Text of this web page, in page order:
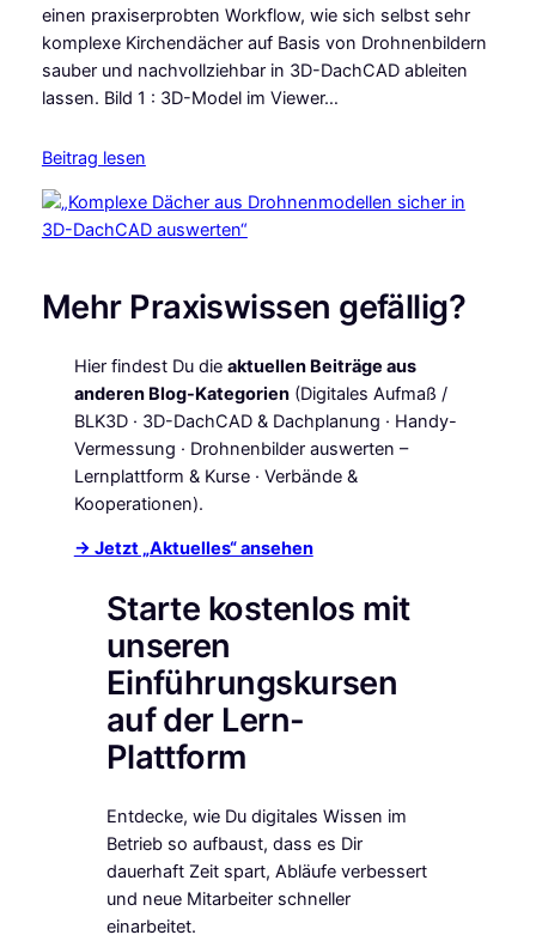
einen praxiserprobten Workflow, wie sich selbst sehr
komplexe Kirchendächer auf Basis von Drohnenbildern
sauber und nachvollziehbar in 3D-DachCAD ableiten
lassen. Bild 1 : 3D-Model im Viewer…
Beitrag lesen
Mehr Praxiswissen gefällig?
Hier findest Du die aktuellen Beiträge aus
anderen Blog-Kategorien(Digitales Aufmaß /
BLK3D · 3D-DachCAD & Dachplanung · Handy-
Vermessung · Drohnenbilder auswerten –
Lernplattform & Kurse · Verbände &
Kooperationen).
→ Jetzt „Aktuelles“ ansehen
Starte kostenlos mit
unseren
Einführungskursen
auf der Lern-
Plattform
Entdecke, wie Du digitales Wissen im
Betrieb so aufbaust, dass es Dir
dauerhaft Zeit spart, Abläufe verbessert
und neue Mitarbeiter schneller
einarbeitet.